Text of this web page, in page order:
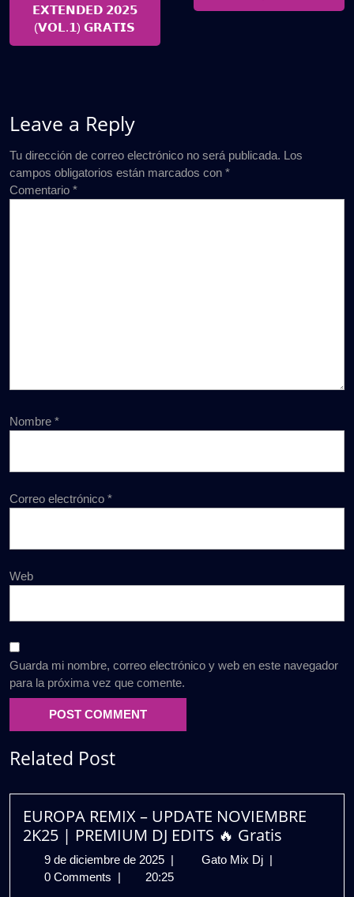
𝗘𝗫𝗧𝗘𝗡𝗗𝗘𝗗 𝟮𝟬𝟮𝟱
(𝗩𝗢𝗟.𝟭) 𝗚𝗥𝗔𝗧𝗜𝗦
Leave a Reply
Tu dirección de correo electrónico no será publicada. Los
campos obligatorios están marcados con *
Comentario *
Nombre *
Correo electrónico *
Web
Guarda mi nombre, correo electrónico y web en este navegador
para la próxima vez que comente.
Related Post
EUROPA REMIX – UPDATE NOVIEMBRE
2K25 | PREMIUM DJ EDITS 🔥 Gratis
9 de diciembre de 2025 9
de
| Gato Mix Dj EUROPA
|
0 Comments | 20:25